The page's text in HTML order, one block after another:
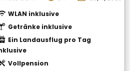
WLAN inklusive
Getränke inklusive
Ein Landausflug pro Tag
Vollpension